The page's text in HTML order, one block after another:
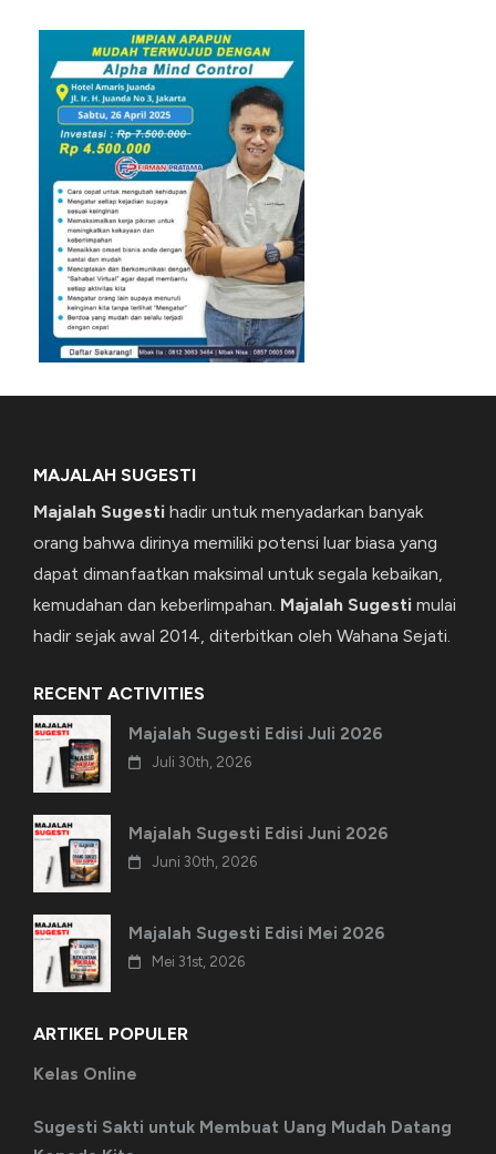
MAJALAH SUGESTI
Majalah Sugesti hadir untuk menyadarkan banyak
orang bahwa dirinya memiliki potensi luar biasa yang
dapat dimanfaatkan maksimal untuk segala kebaikan,
kemudahan dan keberlimpahan. Majalah Sugesti mulai
hadir sejak awal 2014, diterbitkan oleh Wahana Sejati.
RECENT ACTIVITIES
Majalah Sugesti Edisi Juli 2026
Juli 30th, 2026
Majalah Sugesti Edisi Juni 2026
Juni 30th, 2026
Majalah Sugesti Edisi Mei 2026
Mei 31st, 2026
ARTIKEL POPULER
Kelas Online
Sugesti Sakti untuk Membuat Uang Mudah Datang